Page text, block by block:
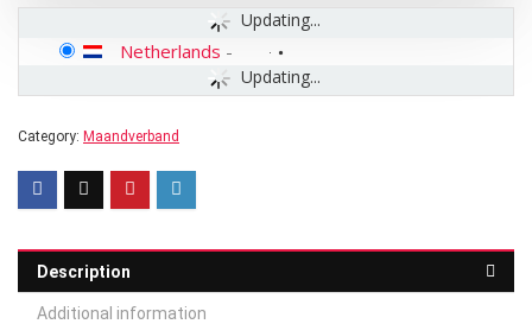
Updating...
Updating...
Netherlands -
Category: Maandverband
Description
Additional information